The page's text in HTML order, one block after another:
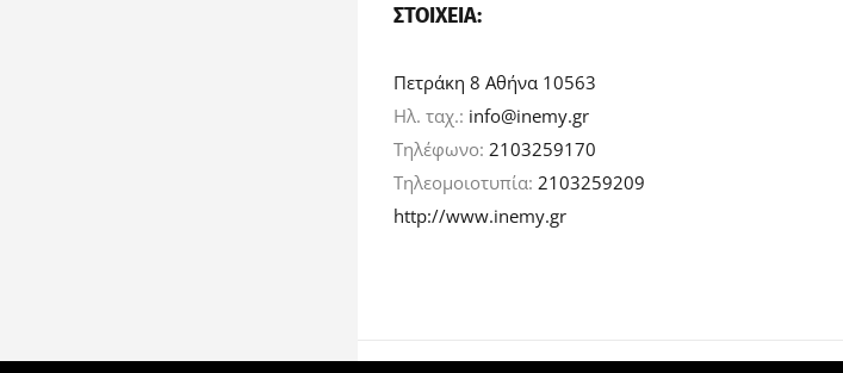
ΣΤΟΙΧΕΊΑ:
Πετράκη 8 Αθήνα 10563
Ηλ. ταχ.: info@inemy.gr
Τηλέφωνο: 2103259170
Τηλεομοιοτυπία: 2103259209
http://www.inemy.gr